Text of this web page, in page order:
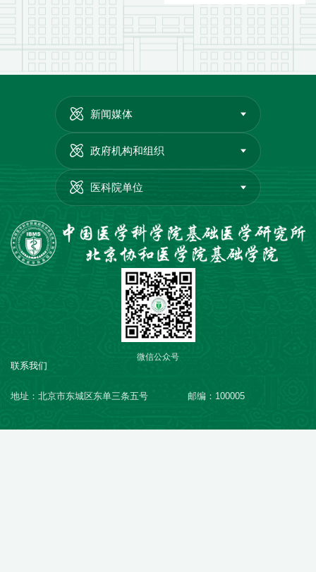
新闻媒体
政府机构和组织
医科院单位
联系我们
地址：北京市东城区东单三条五号 邮编：100005
微信公众号